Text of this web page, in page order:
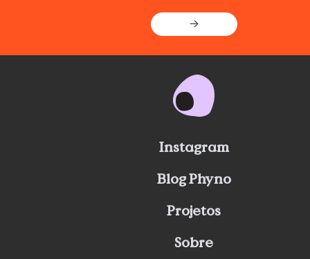
→
Instagram
Blog Phyno
Projetos
Sobre